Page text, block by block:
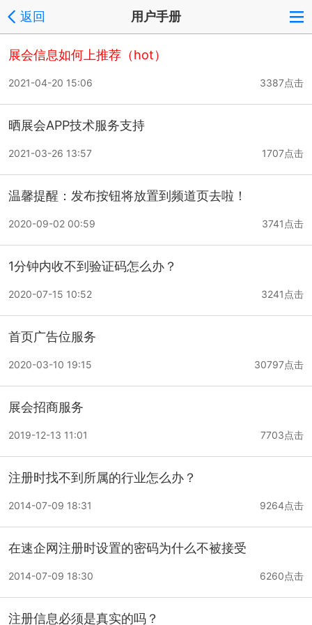
返回 用户手册
展会信息如何上推荐（hot）
3387点击
2021-04-20 15:06
晒展会APP技术服务支持
1707点击
2021-03-26 13:57
温馨提醒：发布按钮将放置到频道页去啦！
3741点击
2020-09-02 00:59
1分钟内收不到验证码怎么办？
3241点击
2020-07-15 10:52
首页广告位服务
30797点击
2020-03-10 19:15
展会招商服务
7703点击
2019-12-13 11:01
注册时找不到所属的行业怎么办？
9264点击
2014-07-09 18:31
在速企网注册时设置的密码为什么不被接受
6260点击
2014-07-09 18:30
注册信息必须是真实的吗？